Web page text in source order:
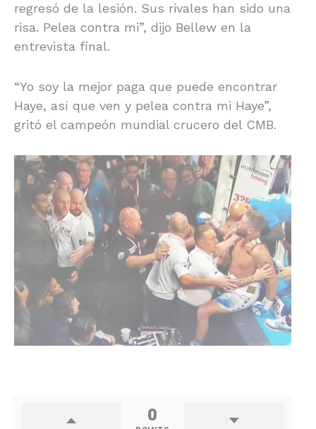
regresó de la lesión. Sus rivales han sido una
risa. Pelea contra mi”, dijo Bellew en la
entrevista final.
“Yo soy la mejor paga que puede encontrar
Haye, así que ven y pelea contra mi Haye”,
gritó el campeón mundial crucero del CMB.
0